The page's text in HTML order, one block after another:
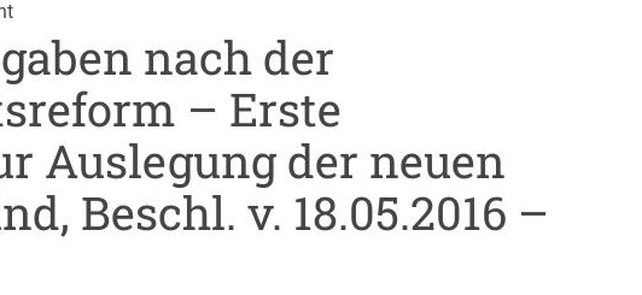
nach der
– Erste
Auslegung der neuen
Beschl. v. 18.05.2016 –